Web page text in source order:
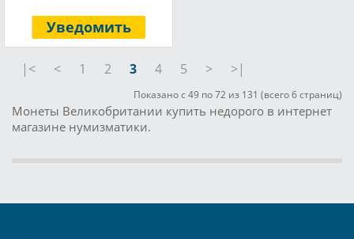
Уведомить
|< < 1 2 3 4 5 > >|
Показано с 49 по 72 из 131 (всего 6 страниц)
Монеты Великобритании купить недорого в интернет
магазине нумизматики.